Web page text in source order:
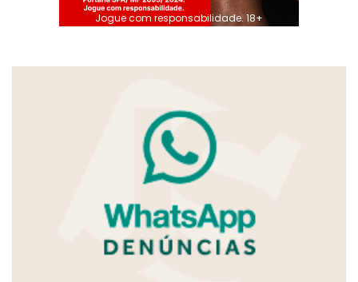
Jogue com responsabilidade. 18+